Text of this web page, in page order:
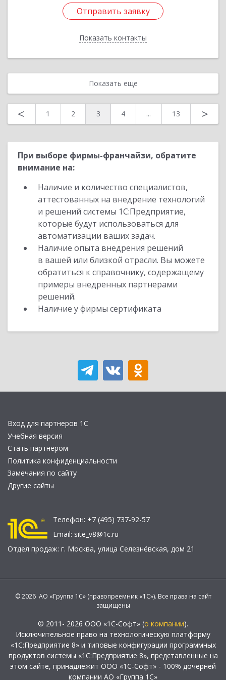
Отправить заявку
Показать контакты
Отправить заявку
Назад
Показать еще
< 1 2 3 4 ... 13 >
При выборе фирмы-франчайзи, обратите
внимание на:
Наличие и количество специалистов,
аттестованных на внедрение технологий
и решений системы 1С:Предприятие,
которые будут использоваться для
автоматизации ваших задач.
Наличие опыта внедрения решений
в вашей или близкой отрасли. Вы можете
обратиться к справочнику, содержащему
примеры внедренных партнерами
решений.
Наличие у фирмы сертификата
Вход для партнеров 1С
Учебная версия
Стать партнером
Политика конфиденциальности
Замечания по сайту
Другие сайты
Телефон: +7 (495) 737-92-57
Email: site_v8@1c.ru
Отдел продаж: г. Москва, улица Селезнёвская, дом 21
© 2026 АО «Группа 1С» (правопреемник «1С»). Все права на сайт
защищены
© 2011- 2026 ООО «1С-Софт» (о компании).
Исключительное право на технологическую платформу
«1С:Предприятие 8» и типовые конфигурации программных
продуктов системы «1С:Предприятие 8», представленные на
этом сайте, принадлежит ООО «1С-Софт» - 100% дочерней
компании АО «Группа 1С»